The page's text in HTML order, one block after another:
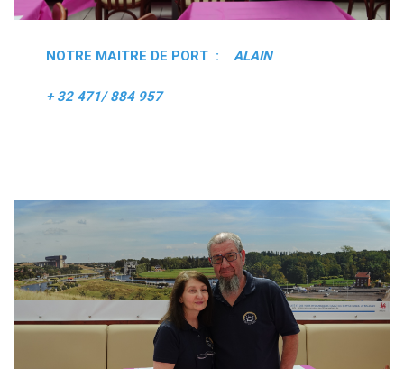
NOTRE MAITRE DE PORT : ALAIN
+ 32 471/ 884 957